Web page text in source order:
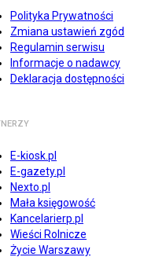
Polityka Prywatności
Zmiana ustawień zgód
Regulamin serwisu
Informacje o nadawcy
Deklaracja dostępności
E-kiosk.pl
E-gazety.pl
Nexto.pl
Mała księgowość
Kancelarierp.pl
Wieści Rolnicze
Życie Warszawy